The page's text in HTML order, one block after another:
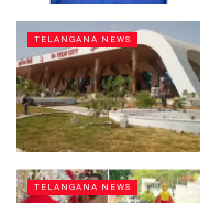
TELANGANA NEWS
TELANGANA NEWS